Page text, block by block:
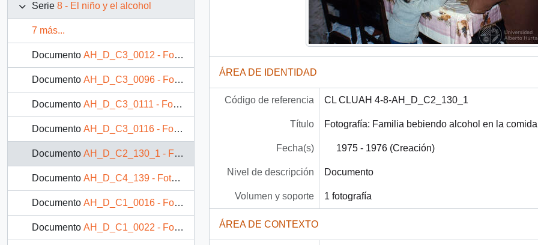
Serie 8 - El niño y el alcohol
7 más...
Documento AH_D_C3_0012 - Fotografía: Niño bebiendo alcohol
Documento AH_D_C3_0096 - Fotografía: Niño llevando un recipiente con alcohol
Documento AH_D_C3_0111 - Fotografía: Familia tomando alcohol
Documento AH_D_C3_0116 - Fotografía: Familia bebiendo alcohol en la comida
Documento AH_D_C2_130_1 - Fotografía: Familia bebiendo alcohol en la comida
Documento AH_D_C4_139 - Fotografía: Familia tomando alcohol
Documento AH_D_C1_0016 - Fotografía: Niño bebiendo un vaso de vino
Documento AH_D_C1_0022 - Fotografía: Niño bebiendo alcohol
ÁREA DE IDENTIDAD
Código de referencia CL CLUAH 4-8-AH_D_C2_130_1
Título Fotografía: Familia bebiendo alcohol en la comida
Fecha(s) 1975 - 1976 (Creación)
Nivel de descripción Documento
Volumen y soporte 1 fotografía
ÁREA DE CONTEXTO